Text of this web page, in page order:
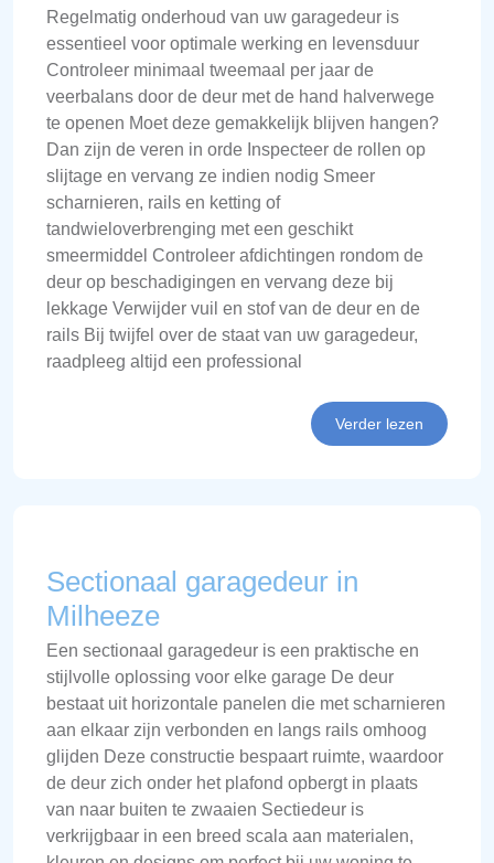
Regelmatig onderhoud van uw garagedeur is
essentieel voor optimale werking en levensduur
Controleer minimaal tweemaal per jaar de
veerbalans door de deur met de hand halverwege
te openen Moet deze gemakkelijk blijven hangen?
Dan zijn de veren in orde Inspecteer de rollen op
slijtage en vervang ze indien nodig Smeer
scharnieren, rails en ketting of
tandwieloverbrenging met een geschikt
smeermiddel Controleer afdichtingen rondom de
deur op beschadigingen en vervang deze bij
lekkage Verwijder vuil en stof van de deur en de
rails Bij twijfel over de staat van uw garagedeur,
raadpleeg altijd een professional
Verder lezen
Sectionaal garagedeur in
Milheeze
Een sectionaal garagedeur is een praktische en
stijlvolle oplossing voor elke garage De deur
bestaat uit horizontale panelen die met scharnieren
aan elkaar zijn verbonden en langs rails omhoog
glijden Deze constructie bespaart ruimte, waardoor
de deur zich onder het plafond opbergt in plaats
van naar buiten te zwaaien Sectiedeur is
verkrijgbaar in een breed scala aan materialen,